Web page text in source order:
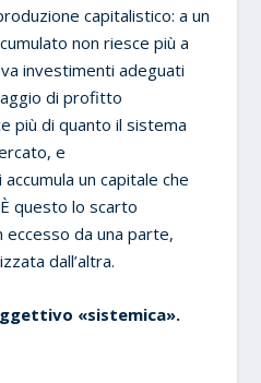
capitalistico: a un
non riesce più a
investimenti adeguati
di profitto
più di quanto il sistema
e
un capitale che
questo lo scarto
eccesso da una parte,
dall’altra.
«sistemica».